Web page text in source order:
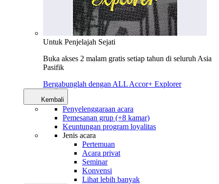
Untuk Penjelajah Sejati
Buka akses 2 malam gratis setiap tahun di seluruh Asia
Pasifik
Bergabunglah dengan ALL Accor+ Explorer
Kembali
Penyelenggaraan acara
Pemesanan grup (+8 kamar)
Keuntungan program loyalitas
Jenis acara
Pertemuan
Acara privat
Seminar
Konvensi
Lihat lebih banyak